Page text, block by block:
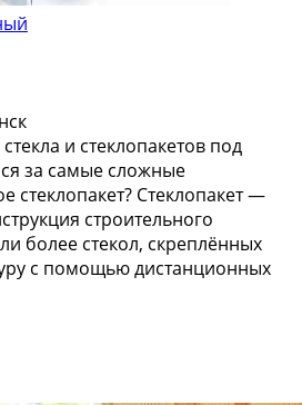
и стеклопакетов под
за самые сложные
стеклопакет? Стеклопакет —
строительного
более стекол, скреплённых
с помощью дистанционных